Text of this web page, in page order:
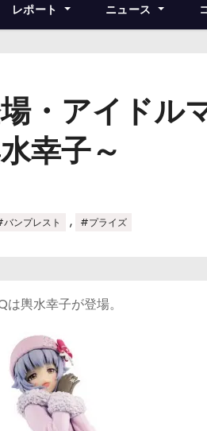
レポート ニュース
・アイドル
幸子～
ンプレスト , #プライズ
輿水幸子が登場。